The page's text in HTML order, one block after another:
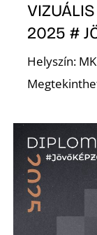
2025 #
Helyszín: